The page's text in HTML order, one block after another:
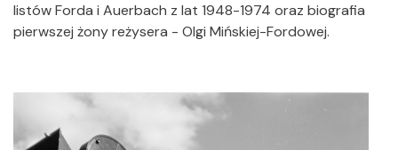
listów Forda i Auerbach z lat 1948-1974 oraz biografia
pierwszej żony reżysera - Olgi Mińskiej-Fordowej.